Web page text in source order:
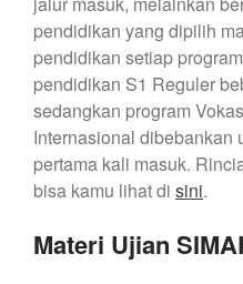
pendidikan yang dipilih
pendidikan setiap
pendidikan S1 Reguler
sedangkan program
Internasional dibebankan
pertama kali masuk.
bisa kamu lihat di sini.
Materi Ujian